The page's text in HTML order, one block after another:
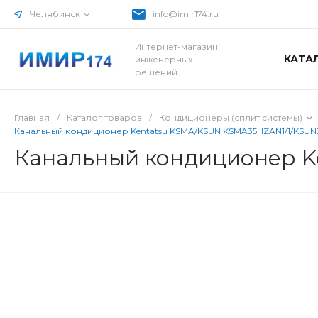
Челябинск info@imir174.ru
Интернет-магазин
инженерных
решений
Главная / Каталог товаров / Кондиционеры (сплит системы)
Канальный кондиционер Kentatsu KSMA/KSUN KSMA35HZAN1/1/
Канальный кондиционер